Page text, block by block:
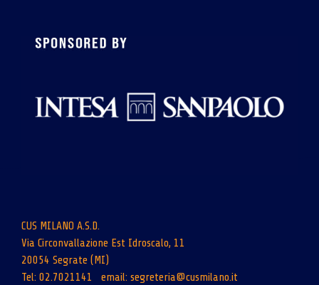
CUS MILANO A.S.D.
Via Circonvallazione Est Idroscalo, 11
20054 Segrate (MI)
Tel: 02.7021141 email: segreteria@cusmilano.it